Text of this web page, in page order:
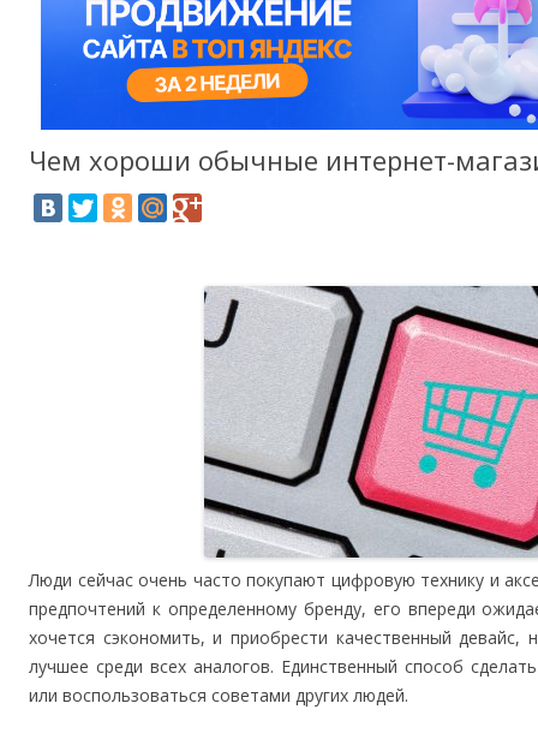
Чем хороши обычные интернет-
Люди сейчас очень часто покупают цифровую технику и
предпочтений к определенному бренду, его впереди
хочется сэкономить, и приобрести качественный
лучшее среди всех аналогов. Единственный способ
или воспользоваться советами других людей.